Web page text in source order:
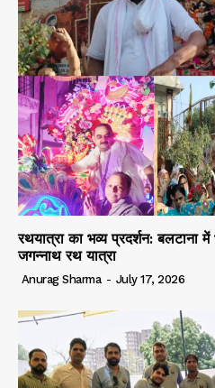
रथयात्रा का भव्य प्रदर्शन: बलटाना
जगन्नाथ रथ यात्रा
Anurag Sharma - July 17, 2026